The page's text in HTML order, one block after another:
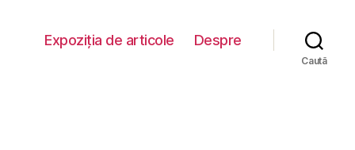
Expoziția de articole Despre
Caută